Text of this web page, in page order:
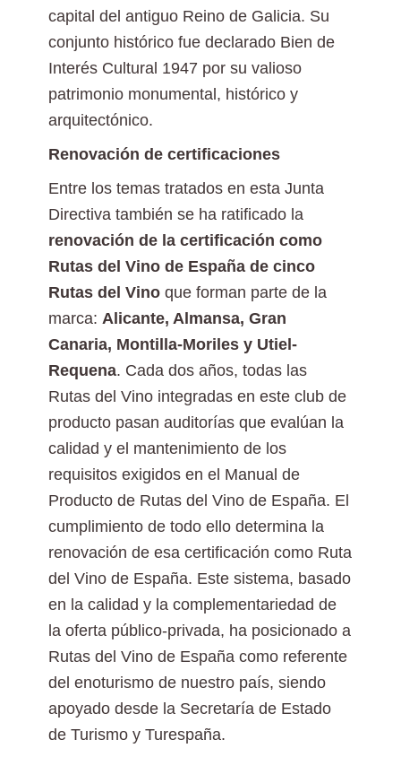
capital del antiguo Reino de Galicia. Su
conjunto histórico fue declarado Bien de
Interés Cultural 1947 por su valioso
patrimonio monumental, histórico y
arquitectónico.
Renovación de certificaciones
Entre los temas tratados en esta Junta
Directiva también se ha ratificado la
renovación de la certificación como
Rutas del Vino de España de cinco
Rutas del Vino que forman parte de la
marca: Alicante, Almansa, Gran
Canaria, Montilla-Moriles y Utiel-
Requena. Cada dos años, todas las
Rutas del Vino integradas en este club de
producto pasan auditorías que evalúan la
calidad y el mantenimiento de los
requisitos exigidos en el Manual de
Producto de Rutas del Vino de España. El
cumplimiento de todo ello determina la
renovación de esa certificación como Ruta
del Vino de España. Este sistema, basado
en la calidad y la complementariedad de
la oferta público-privada, ha posicionado a
Rutas del Vino de España como referente
del enoturismo de nuestro país, siendo
apoyado desde la Secretaría de Estado
de Turismo y Turespaña.